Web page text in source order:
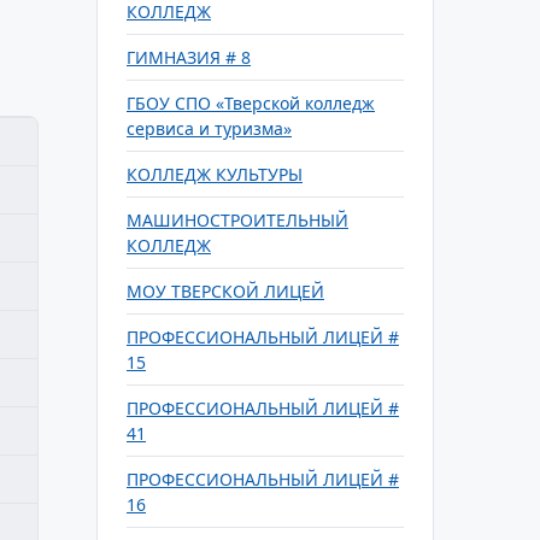
КОЛЛЕДЖ
ГИМНАЗИЯ # 8
ГБОУ СПО «Тверской колледж
сервиса и туризма»
КОЛЛЕДЖ КУЛЬТУРЫ
МАШИНОСТРОИТЕЛЬНЫЙ
КОЛЛЕДЖ
МОУ ТВЕРСКОЙ ЛИЦЕЙ
ПРОФЕССИОНАЛЬНЫЙ ЛИЦЕЙ #
15
ПРОФЕССИОНАЛЬНЫЙ ЛИЦЕЙ #
41
ПРОФЕССИОНАЛЬНЫЙ ЛИЦЕЙ #
16